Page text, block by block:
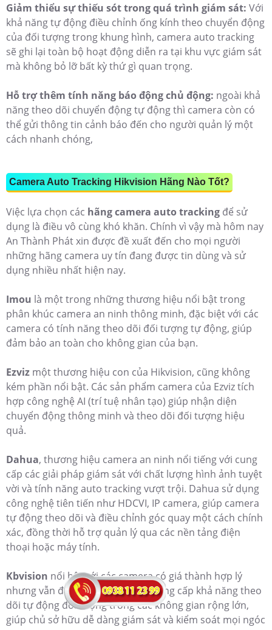
Giảm thiểu sự thiếu sót trong quá trình giám sát: Với
khả năng tự động điều chỉnh ống kính theo chuyển động
của đối tượng trong khung hình, camera auto tracking
sẽ ghi lại toàn bộ hoạt động diễn ra tại khu vực giám sát
mà không bỏ lỡ bất kỳ thứ gì quan trọng.
Hỗ trợ thêm tính năng báo động chủ động: ngoài khả
năng theo dõi chuyển động tự động thì camera còn có
thể gửi thông tin cảnh báo đến cho người quản lý một
cách nhanh chóng,
Camera Auto Tracking Hikvision Hãng Nào Tốt?
Việc lựa chọn các hãng camera auto tracking để sử
dụng là điều vô cùng khó khăn. Chính vì vậy mà hôm nay
An Thành Phát xin được đề xuất đến cho mọi người
những hãng camera uy tín đang được tin dùng và sử
dụng nhiều nhất hiện nay.
Imou là một trong những thương hiệu nổi bật trong
phân khúc camera an ninh thông minh, đặc biệt với các
camera có tính năng theo dõi đối tượng tự động, giúp
đảm bảo an toàn cho không gian của bạn.
Ezviz một thương hiệu con của Hikvision, cũng không
kém phần nổi bật. Các sản phẩm camera của Ezviz tích
hợp công nghệ AI (trí tuệ nhân tạo) giúp nhận diện
chuyển động thông minh và theo dõi đối tượng hiệu
quả.
Dahua, thương hiệu camera an ninh nổi tiếng với cung
cấp các giải pháp giám sát với chất lượng hình ảnh tuyệt
vời và tính năng auto tracking vượt trội. Dahua sử dụng
công nghệ tiên tiến như HDCVI, IP camera, giúp camera
tự động theo dõi và điều chỉnh góc quay một cách chính
xác, đồng thời hỗ trợ quản lý qua các nền tảng điện
thoại hoặc máy tính.
Kbvision nổi bật với các camera có giá thành hợp lý
nhưng vẫn đảm bảo chất lượng cung cấp khả năng theo
dõi tự động đối tượng trong các không gian rộng lớn,
giúp chủ sở hữu dễ dàng giám sát và kiểm soát mọi ngóc